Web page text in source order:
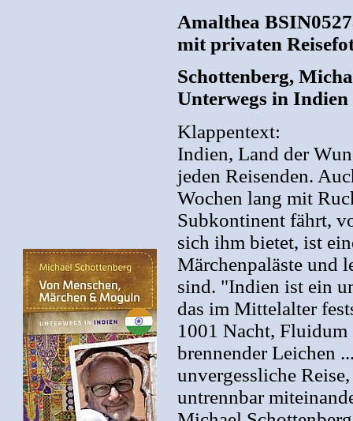
Amalthea
mit privaten
Schottenberg,
Unterwegs in Indien
Klappentext:
Indien, Land der
jeden Reisenden.
Wochen lang mit
Subkontinent fährt,
sich ihm bietet, ist
Märchenpaläste und
sind. "Indien ist ein
das im Mittelalter
1001 Nacht,
brennender Leichen
unvergessliche
untrennbar